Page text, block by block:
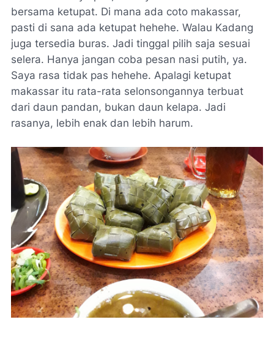
bersama ketupat. Di mana ada coto makassar,
pasti di sana ada ketupat hehehe. Walau Kadang
juga tersedia buras. Jadi tinggal pilih saja sesuai
selera. Hanya jangan coba pesan nasi putih, ya.
Saya rasa tidak pas hehehe. Apalagi ketupat
makassar itu rata-rata selonsongannya terbuat
dari daun pandan, bukan daun kelapa. Jadi
rasanya, lebih enak dan lebih harum.